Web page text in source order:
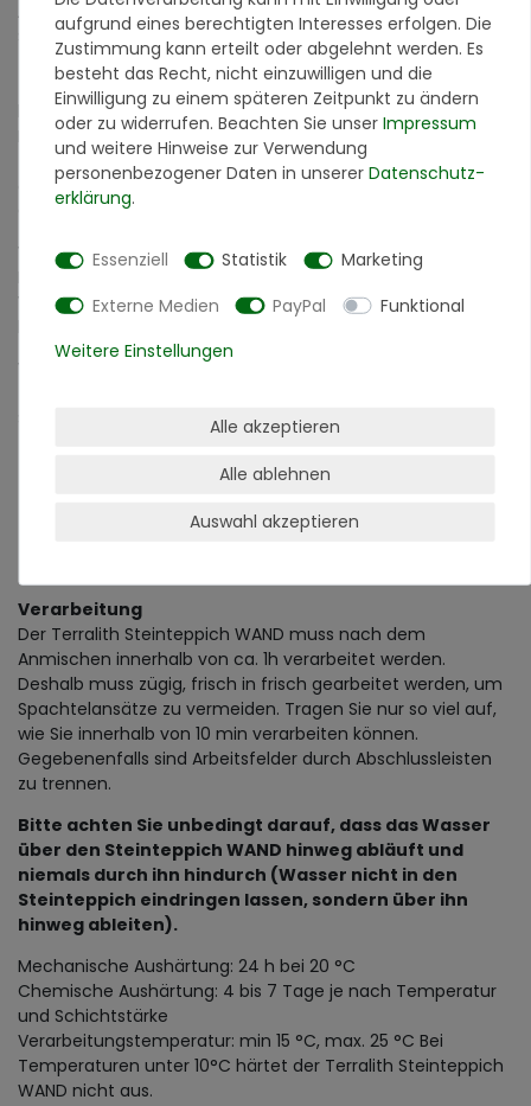
Anwendungsgebiete
Sockelkanten im Bodenbereich, Treppenaufkantungen
(Setzstufen), kleinere Wandflächen, Küchenspiegel,
Teilflächen als Ergänzung anderer Beläge (z.B. Fliesen),
kleinere Wandsockel und Podeste.
Der Untergrund muss griffig, ebenflächig, trocken,
tragfähig, staub- und rissfrei sein. Mürbe Schichten sind zu
entfernen. Wir empfehlen nur kleine Flächen von max. 1qm.
Grundierung
Wir empfehlen grundsätzlich eine Grundierung mit Terralith
Kontaktschicht WAND, damit der Terralith Steinteppich
WAND sich leichter auftragen lässt, den notwendigen Halt
Werkzeuge / Zubehör
- Putzlappen, spülmittelversetztes Wasser
- Handschuhe, wasserdicht (z.B.Latex)
- Rührgerät, z.B. Bohrmaschine (langsam anlaufend)
Verarbeitung
Der Terralith Steinteppich WAND muss nach dem
Anmischen innerhalb von ca. 1h verarbeitet werden.
Deshalb muss zügig, frisch in frisch gearbeitet werden, um
Spachtelansätze zu vermeiden. Tragen Sie nur so viel auf,
wie Sie innerhalb von 10 min verarbeiten können.
Gegebenenfalls sind Arbeitsfelder durch Abschlussleisten
zu trennen.
Bitte achten Sie unbedingt darauf, dass das Wasser
über den Steinteppich WAND hinweg abläuft und
niemals durch ihn hindurch (Wasser nicht in den
Steinteppich eindringen lassen, sondern über ihn
hinweg ableiten).
Mechanische Aushärtung: 24 h bei 20 °C
Chemische Aushärtung: 4 bis 7 Tage je nach Temperatur
und Schichtstärke
Verarbeitungstemperatur: min 15 °C, max. 25 °C Bei
Temperaturen unter 10°C härtet der Terralith Steinteppich
WAND nicht aus.
aufgrund eines berechtigten Interesses erfolgen. Die
Zustimmung kann erteilt oder abgelehnt werden. Es
besteht das Recht, nicht einzuwilligen und die
Einwilligung zu einem späteren Zeitpunkt zu ändern
oder zu widerrufen. Beachten Sie unser Impressum
und weitere Hinweise zur Verwendung
personenbezogener Daten in unserer Daten­schutz­
erklärung.
Essenziell Statistik
Marketing
Externe Medien
PayPal
Funktional
Weitere Einstellungen
Alle akzeptieren
Alle ablehnen
Auswahl akzeptieren